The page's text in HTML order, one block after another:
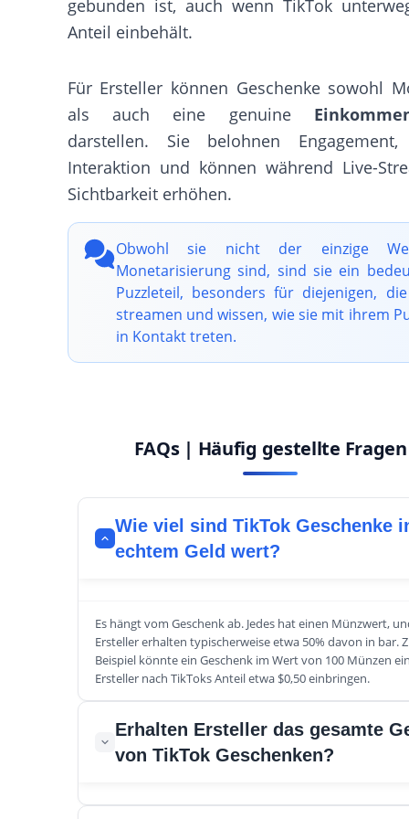
gebunden ist, auch wenn TikTok
Anteil einbehält.
Für Ersteller können Geschenke sowohl
als auch eine genuine
darstellen. Sie belohnen
Interaktion und können während Live-
Sichtbarkeit erhöhen.
Obwohl sie nicht der einzige
Monetarisierung sind, sind sie ein
Puzzleteil, besonders für diejenigen,
streamen und wissen, wie sie mit ihrem
in Kontakt treten.
FAQs | Häufig gestellte Fragen
Wie viel sind TikTok Geschenke
echtem Geld wert?
Es hängt vom Geschenk ab. Jedes hat einen Münzwert,
Ersteller erhalten typischerweise etwa 50% davon in bar.
Beispiel könnte ein Geschenk im Wert von 100 Münzen
Ersteller nach TikToks Anteil etwa $0,50 einbringen.
Erhalten Ersteller das gesamte
von TikTok Geschenken?